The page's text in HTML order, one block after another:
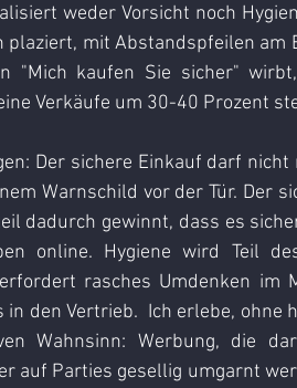
weder Vorsicht noch
plaziert, mit Abstandspfeilen am
"Mich kaufen Sie sicher"
Verkäufe um 30-40 Prozent
Der sichere Einkauf darf
Warnschild vor der Tür. Der
dadurch gewinnt, dass es
online. Hygiene wird Teil
rasches Umdenken im
den Vertrieb.  Ich erlebe, ohne
Wahnsinn: Werbung, die
auf Parties gesellig umgarnt